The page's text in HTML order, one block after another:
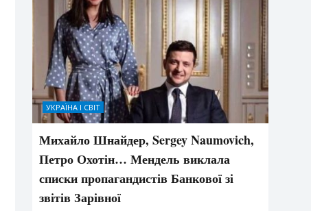
УКРАЇНА І СВІТ
Михайло Шнайдер, Sergey Naumovich,
Петро Охотін… Мендель виклала
списки пропагандистів Банкової зі
звітів Зарівної